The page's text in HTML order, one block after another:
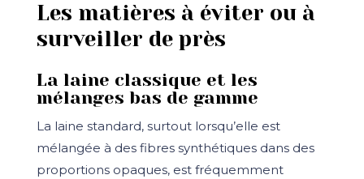
Les matières à éviter ou à
surveiller de près
La laine classique et les
mélanges bas de gamme
La laine standard, surtout lorsqu’elle est
mélangée à des fibres synthétiques dans des
proportions opaques, est fréquemment